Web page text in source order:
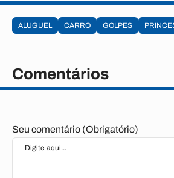
ALUGUEL CARRO GOLPES
Comentários
Seu comentário (Obrigatório)